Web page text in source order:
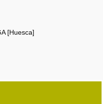
[Huesca]